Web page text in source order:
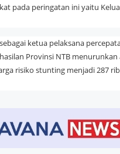
pada peringatan ini yaitu
ketua pelaksana
Provinsi NTB
risiko stunting menjadi 287